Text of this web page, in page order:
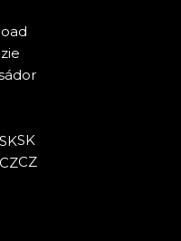
SK
CZ